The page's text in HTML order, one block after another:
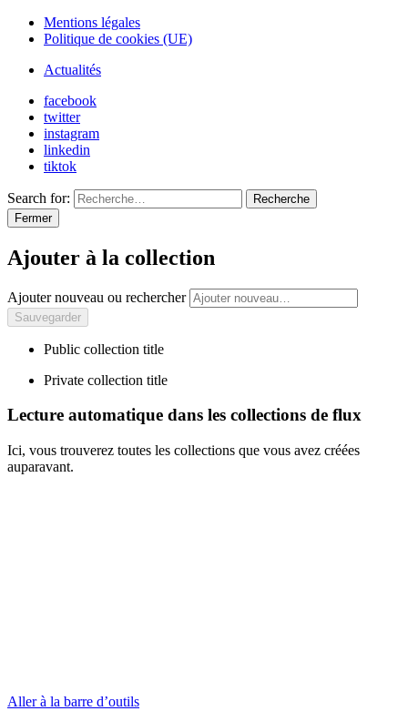
Mentions légales
Politique de cookies (UE)
Actualités
facebook
twitter
instagram
linkedin
tiktok
Search for:
Recherche
Fermer
Ajouter à la collection
Ajouter nouveau ou rechercher
Public collection title
Private collection title
Lecture automatique dans les collections de flux
Ici, vous trouverez toutes les collections que vous avez créées
auparavant.
Aller à la barre d’outils